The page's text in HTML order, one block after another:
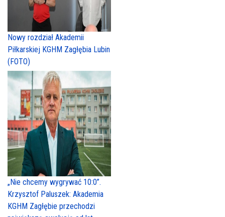
Nowy rozdział Akademii
Piłkarskiej KGHM Zagłębia Lubin
(FOTO)
„Nie chcemy wygrywać 10:0”.
Krzysztof Paluszek: Akademia
KGHM Zagłębie przechodzi